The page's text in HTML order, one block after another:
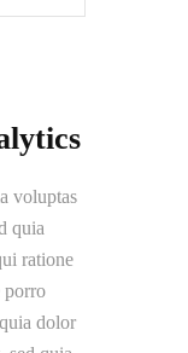
voluptas
quia
ratione
porro
dolor